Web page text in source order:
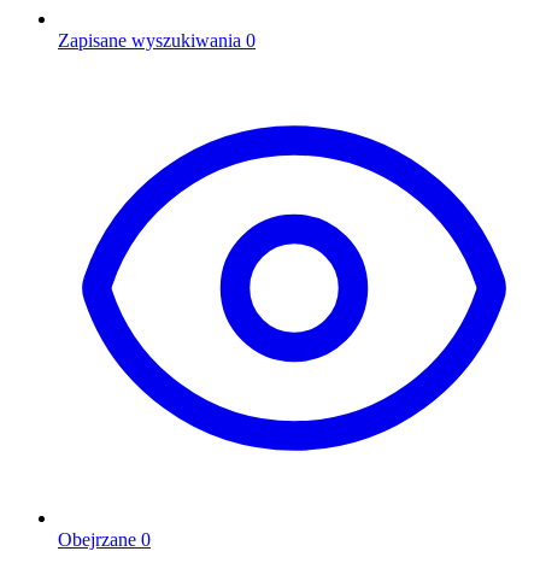
Zapisane wyszukiwania 0
Obejrzane 0